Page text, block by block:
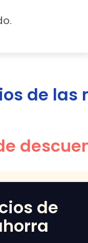
de las
de